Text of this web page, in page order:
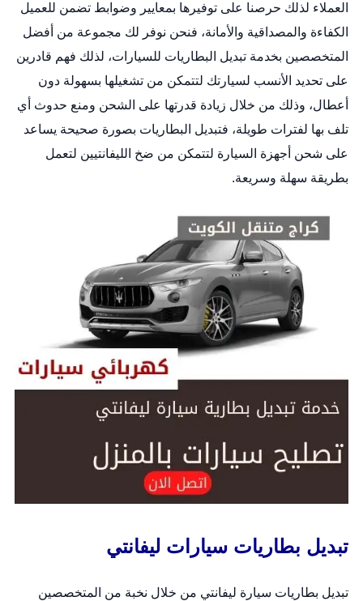
العملاء لذلك حرصنا على توفيرها بمعايير وضوابط تضمن للعميل
الكفاءة والمصداقية والأمانة، فنحن نوفر لك مجموعة من أفضل
المتخصصين بخدمة تبديل البطاريات للسيارات، لذلك فهم قادرين
على تحديد الأنسب لسيارتك لتتمكن من تشغيلها بسهولة دون
أعطال، وذلك من خلال زيادة قدرتها على الشحن ومنع حدوث أي
تلف بها لفترات طويلة، فتبديل البطاريات بصورة صحيحة يساعد
على شحن أجهزة السيارة لتتمكن من ضخ الليفانتيين لتعمل
بطريقة سهلة وسريعة.
تبديل بطاريات سيارات ليفانتي
تبديل بطاريات سيارة ليفانتي من خلال نخبة من المتخصصين